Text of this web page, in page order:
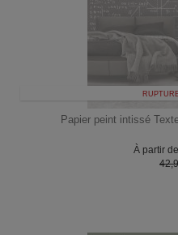
Papier peint intissé
À partir de